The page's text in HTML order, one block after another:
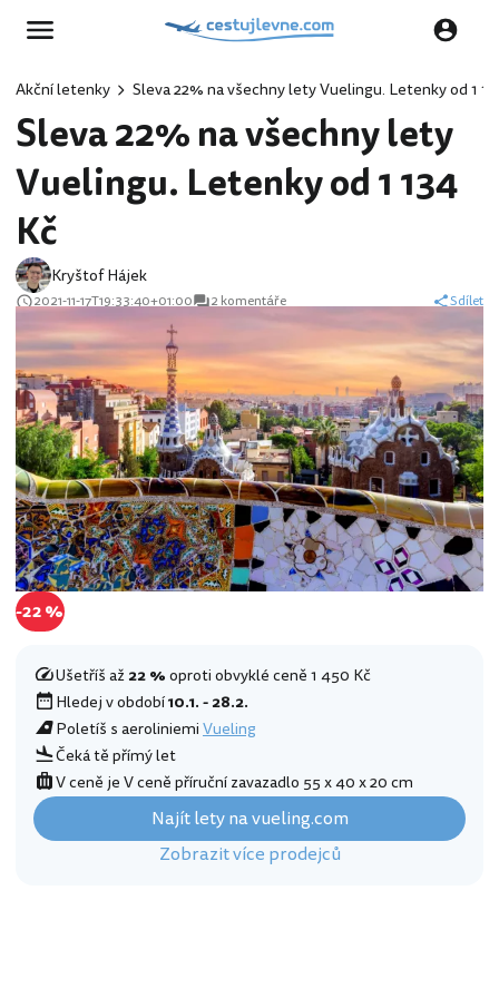
Akční letenky Sleva 22% na všechny lety Vuelingu. Letenky od 1
Sleva 22% na všechny lety
Vuelingu. Letenky od 1 134
Kč
Kryštof Hájek
2021-11-17T19:33:40+01:00 2 komentáře Sdílet
-22 %
Ušetříš až22 %oproti obvyklé ceně 1 450 Kč
Hledej v období10.1. - 28.2.
Poletíš s aeroliniemiVueling
Čeká tě přímý let
V ceně je V ceně příruční zavazadlo 55 x 40 x 20 cm
Najít lety na vueling.com
Zobrazit více prodejců